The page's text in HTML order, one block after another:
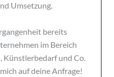
Umsetzung.
bereits
im Bereich
Künstlerbedarf und Co.
auf deine Anfrage!